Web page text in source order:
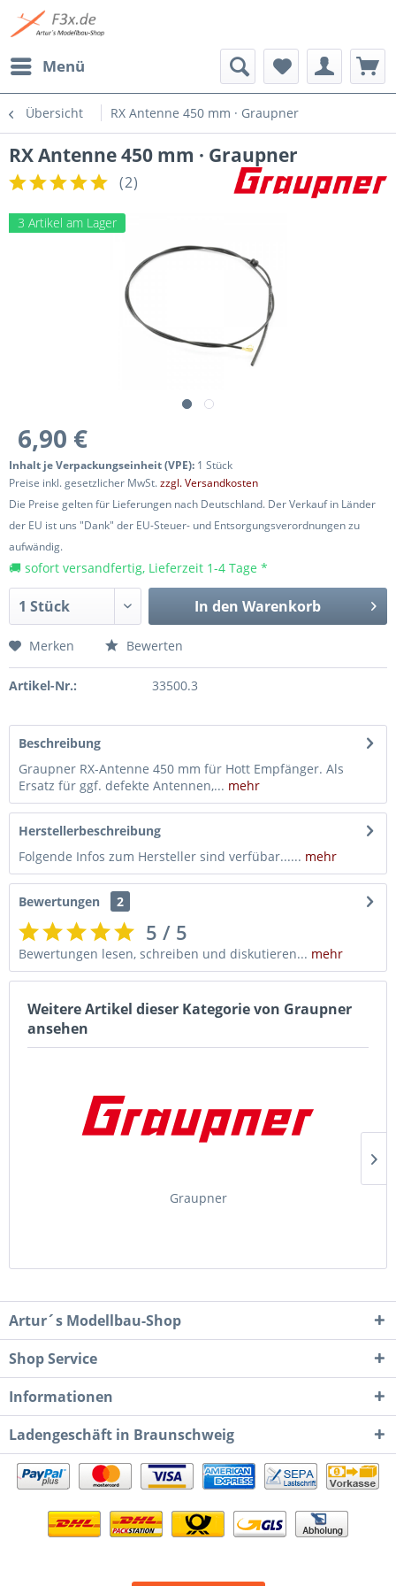
Menü
Übersicht RX Antenne 450 mm · Graupner
RX Antenne 450 mm · Graupner
(2)
3 Artikel am Lager
6,90 €
Inhalt je Verpackungseinheit (VPE): 1 Stück
Preise inkl. gesetzlicher MwSt.zzgl. Versandkosten
Die Preise gelten für Lieferungen nach Deutschland. Der Verkauf in Länder
der EU ist uns "Dank" der EU-Steuer- und Entsorgungsverordnungen zu
aufwändig.
🚚 sofort versandfertig, Lieferzeit 1-4 Tage *
In den Warenkorb
Merken Bewerten
Artikel-Nr.: 33500.3
Beschreibung
Graupner RX-Antenne 450 mm für Hott Empfänger. Als
Ersatz für ggf. defekte Antennen,... mehr
Herstellerbeschreibung
Folgende Infos zum Hersteller sind verfübar...... mehr
Bewertungen 2
5 / 5
Bewertungen lesen, schreiben und diskutieren... mehr
Weitere Artikel dieser Kategorie von Graupner
ansehen
Graupner
Artur´s Modellbau-Shop
Shop Service
Informationen
Ladengeschäft in Braunschweig